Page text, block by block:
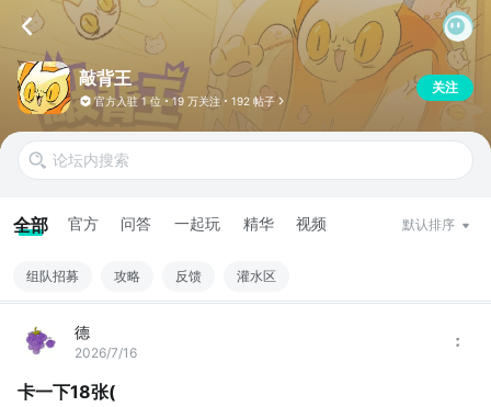
敲背王
官方入驻1 位 19 万关注 192 帖子
关注
全部 官方 问答 一起玩 精华 视频 默认排序
组队招募 攻略 反馈 灌水区
德
2026/7/16
卡一下18张(